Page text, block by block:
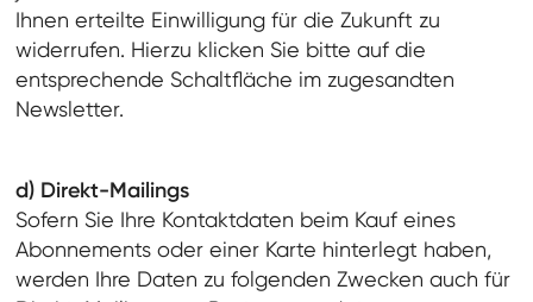
Ihnen erteilte Einwilligung für die Zukunft zu
widerrufen. Hierzu klicken Sie bitte auf die
entsprechende Schaltfläche im zugesandten
Newsletter.
d) Direkt-Mailings
Sofern Sie Ihre Kontaktdaten beim Kauf eines
Abonnements oder einer Karte hinterlegt haben,
werden Ihre Daten zu folgenden Zwecken auch für